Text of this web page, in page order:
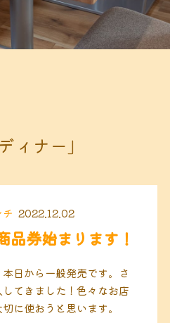
ィナー」
2022.12.02
品券始まります！
日から一般発売です。さ
てきました！色々なお店
に使おうと思います。